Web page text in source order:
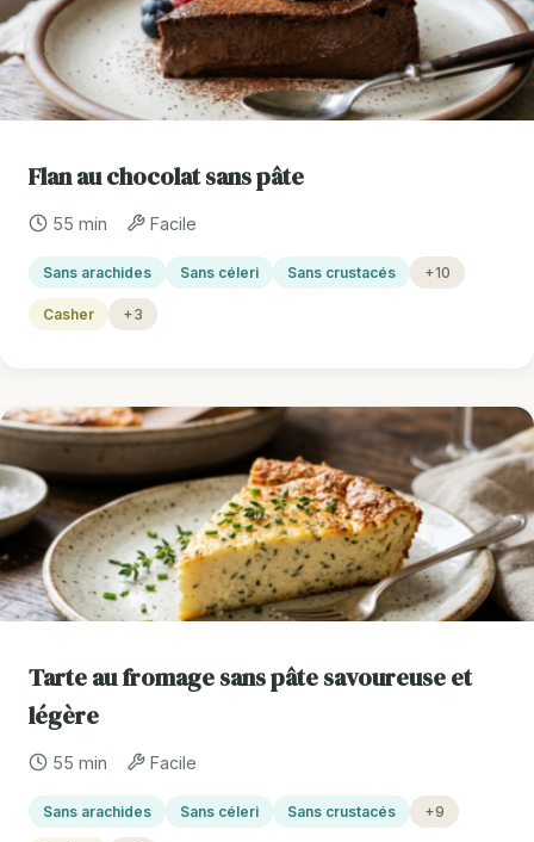
Flan au chocolat sans pâte
55 min Facile
Sans arachides Sans céleri Sans crustacés +10
Casher +3
Tarte au fromage sans pâte savoureuse et
légère
55 min Facile
Sans arachides Sans céleri Sans crustacés +9